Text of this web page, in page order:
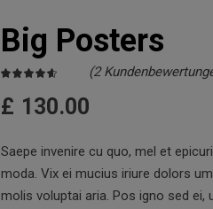
Big Posters
Bewertet
von
5,
(2
£ 130.00
Saepe invenire cu quo, mel et
moda. Vix ei mucius iriure dolors
molis voluptai aria. Pos igno sed ei,